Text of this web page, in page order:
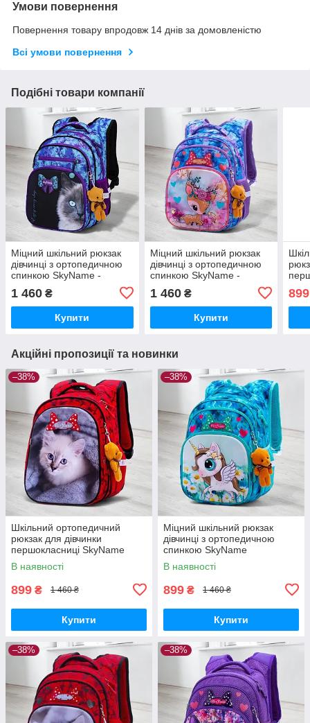
Умови повернення
Повернення товару впродовж 14 днів за домовленістю
Всі умови повернення
Подібні товари компанії
Міцний шкільний рюкзак
дівчинці з ортопедичною
спинкою SkyName -
Водонепроникний
портфель для школи 1-4
1 460 ₴
Купити
Міцний шкільний рюкзак
дівчинці з ортопедичною
спинкою SkyName -
Водонепроникний
портфель для школи 1-4
1 460₴
Купити
899
Акційні пропозиції та новинки
–38%
Шкільний ортопедичний
рюкзак для дівчинки
першокласниці SkyName
червоний з котиком/
Водонепроникний портфель
В наявності
899 ₴ 1 460 ₴
Купити
–38%
Міцний шкільний рюкзак
дівчинці з ортопедичною
спинкою SkyName
"Єдиноріг"/ Водонепроникний
блакитний портфель для
В наявності
899 ₴ 1 460 ₴
Купити
–38% –38%